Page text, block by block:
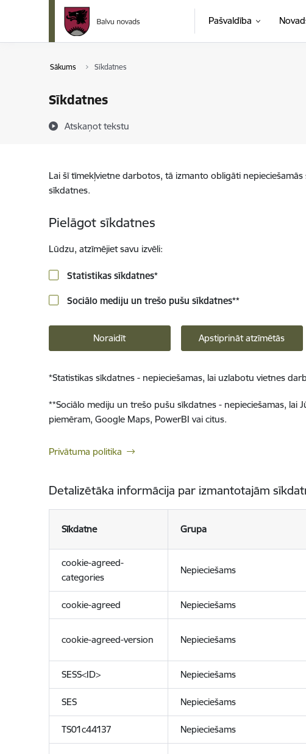
Pāriet uz lapas saturu
Pašvaldība
Sākums Sīkdatnes
Sīkdatnes
Atskaņot tekstu
Lai šī tīmekļvietne darbotos, tā izmanto obligāti
sīkdatnes.
Pielāgot sīkdatnes
Lūdzu, atzīmējiet savu izvēli:
Statistikas sīkdatnes*
Sociālo mediju un trešo pušu sīkdatnes**
Noraidīt Apstiprināt atzīmētās
*Statistikas sīkdatnes - nepieciešamas, lai uzlabotu vietnes
**Sociālo mediju un trešo pušu sīkdatnes - nepieciešamas, lai
piemēram, Google Maps, PowerBI vai citus.
Privātuma politika
Detalizētāka informācija par izmantotajām
Sīkdatne Grupa
cookie-agreed-
categories
Nepieciešams
cookie-agreed Nepieciešams
cookie-agreed-version Nepieciešams
SESS<ID> Nepieciešams
SES Nepieciešams
TS01c44137 Nepieciešams